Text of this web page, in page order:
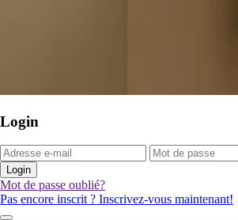
Login
Login
Mot de passe oublié?
Pas encore inscrit ? Inscrivez-vous maintenant!